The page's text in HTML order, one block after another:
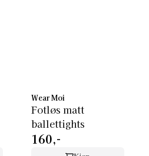
Wear Moi
Fotløs matt
ballettights
160,-